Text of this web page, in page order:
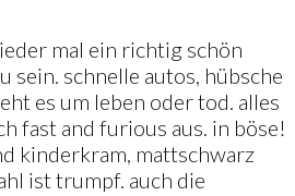
mal ein richtig schön
sein. schnelle autos, hübsche
es um leben oder tod. alles
fast and furious aus. in böse!
kinderkram, mattschwarz
ist trumpf. auch die